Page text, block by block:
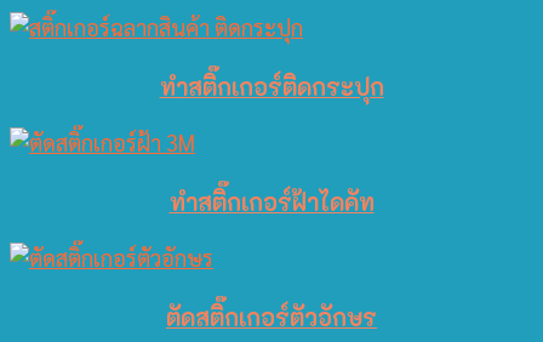
ทำสติ๊กเกอร์ติดกระปุก
ทำสติ๊กเกอร์ฝ้าไดคัท
ตัดสติ๊กเกอร์ตัวอักษร